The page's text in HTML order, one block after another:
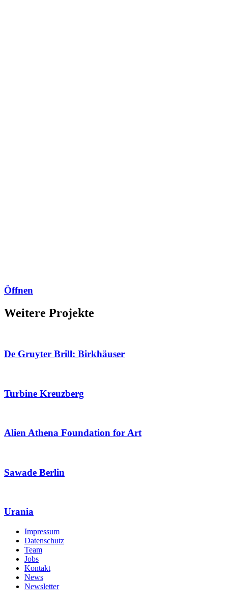
Öffnen
Weitere Projekte
De Gruyter Brill: Birkhäuser
Turbine Kreuzberg
Alien Athena Foundation for Art
Sawade Berlin
Urania
Impressum
Datenschutz
Team
Jobs
Kontakt
News
Newsletter